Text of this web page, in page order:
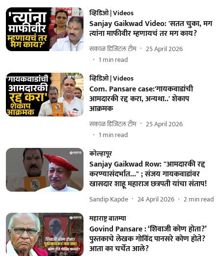
व्हिडिओ | Videos
Sanjay Gaikwad Video: 'सतत चुका, मग
त्यांना माफीवीर म्हणायचं तर मग काय?
सकाळ डिजिटल टीम
25 April 2026
1 min read
व्हिडिओ | Videos
Com. Pansare case:'गायकवाडांची
आमदारकी रद्द करा, अन्यथा..' शेकाप
आक्रमक
सकाळ डिजिटल टीम
25 April 2026
1 min read
कोल्हापूर
Sanjay Gaikwad Row: "आमदारकी रद्द
करण्यासंदर्भात..." ; संजय गायकवाडांवर
खासदार शाहू महाराज छत्रपती यांचा संताप!
Sandip Kapde 24 April 2026 2min read
महाराष्ट्र बातम्या
Govind Pansare : ‘शिवाजी कोण होता?’
पुस्तकाचे लेखक गोविंद पानसरे कोण होते?
आता का चर्चेत आले?